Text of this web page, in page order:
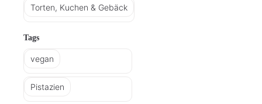
Torten, Kuchen & Gebäck
Tags
vegan
Pistazien